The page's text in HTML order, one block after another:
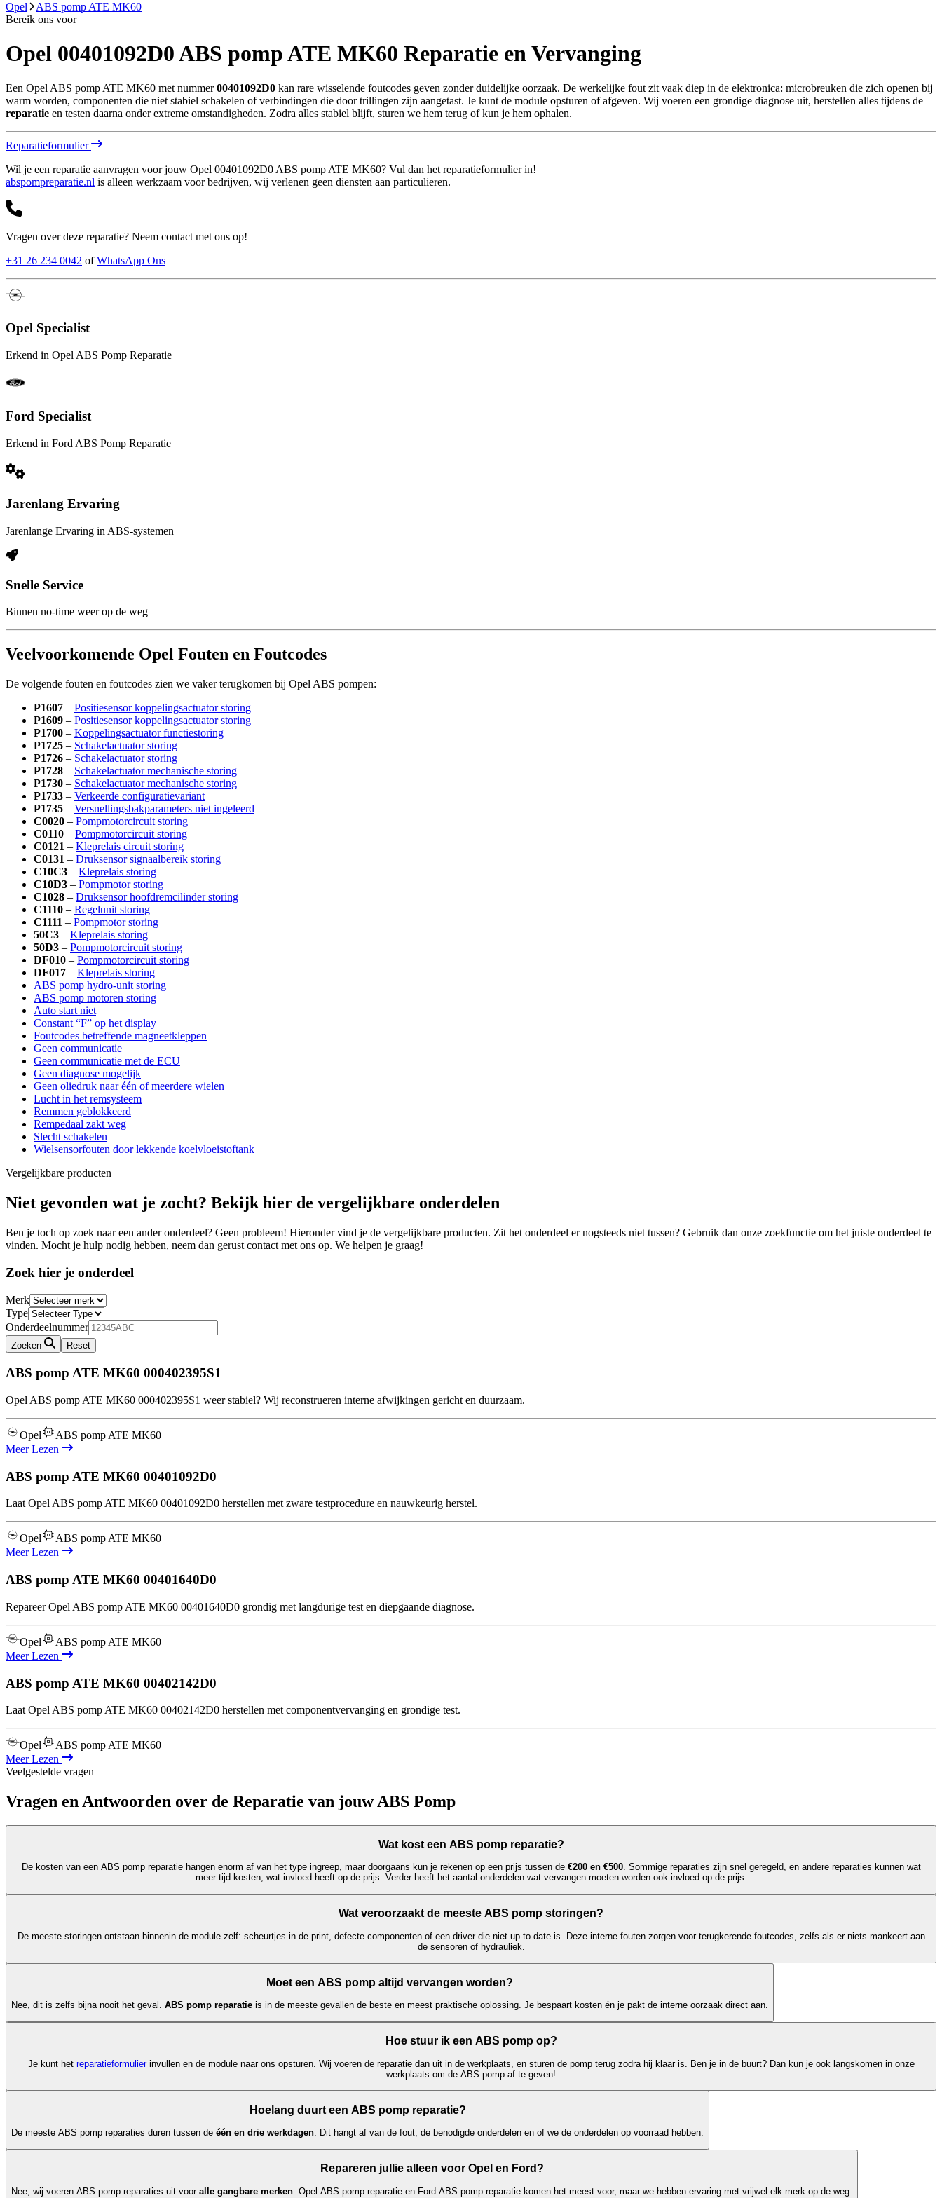
Opel
ABS pomp ATE MK60
Bereik ons voor
Opel 00401092D0ABS pomp ATE MK60 Reparatie en Vervanging
Een Opel ABS pomp ATE MK60 met nummer00401092D0 kan rare wisselende foutcodes geven zonder duidelijke oorzaak. De werkelijke fout zit vaak diep in de elektronica: microbreuken die zich openen bij
warm worden, componenten die niet stabiel schakelen of verbindingen die door trillingen zijn aangetast. Je kunt de module opsturen of afgeven. Wij voeren een grondige diagnose uit, herstellen alles tijdens de
reparatie en testen daarna onder extreme omstandigheden. Zodra alles stabiel blijft, sturen we hem terug of kun je hem ophalen.
Reparatieformulier
Wil je een reparatie aanvragen voor jouw Opel 00401092D0 ABS pomp ATE MK60? Vul dan het reparatieformulier in!
abspompreparatie.nl is alleen werkzaam voor bedrijven, wij verlenen geen diensten aan particulieren.
Vragen over deze reparatie? Neem contact met ons op!
+31 26 234 0042 of WhatsApp Ons
Opel Specialist
Erkend in Opel ABS Pomp Reparatie
Ford Specialist
Erkend in Ford ABS Pomp Reparatie
Jarenlang Ervaring
Jarenlange Ervaring in ABS-systemen
Snelle Service
Binnen no-time weer op de weg
Veelvoorkomende Opel Fouten en Foutcodes
De volgende fouten en foutcodes zien we vaker terugkomen bij Opel ABS pompen:
P1607 – Positiesensor koppelingsactuator storing
P1609 – Positiesensor koppelingsactuator storing
P1700 – Koppelingsactuator functiestoring
P1725 – Schakelactuator storing
P1726 – Schakelactuator storing
P1728 – Schakelactuator mechanische storing
P1730 – Schakelactuator mechanische storing
P1733 – Verkeerde configuratievariant
P1735 – Versnellingsbakparameters niet ingeleerd
C0020 – Pompmotorcircuit storing
C0110 – Pompmotorcircuit storing
C0121 – Kleprelais circuit storing
C0131 – Druksensor signaalbereik storing
C10C3 – Kleprelais storing
C10D3 – Pompmotor storing
C1028 – Druksensor hoofdremcilinder storing
C1110 – Regelunit storing
C1111 – Pompmotor storing
50C3 – Kleprelais storing
50D3 – Pompmotorcircuit storing
DF010 – Pompmotorcircuit storing
DF017 – Kleprelais storing
ABS pomp hydro-unit storing
ABS pomp motoren storing
Auto start niet
Constant “F” op het display
Foutcodes betreffende magneetkleppen
Geen communicatie
Geen communicatie met de ECU
Geen diagnose mogelijk
Geen oliedruk naar één of meerdere wielen
Lucht in het remsysteem
Remmen geblokkeerd
Rempedaal zakt weg
Slecht schakelen
Wielsensorfouten door lekkende koelvloeistoftank
Vergelijkbare producten
Niet gevonden wat je zocht? Bekijk hier de vergelijkbare onderdelen
Ben je toch op zoek naar een ander onderdeel? Geen probleem! Hieronder vind je de vergelijkbare producten. Zit het onderdeel er nogsteeds niet tussen? Gebruik dan onze zoekfunctie om het juiste onderdeel te
vinden. Mocht je hulp nodig hebben, neem dan gerust contact met ons op. We helpen je graag!
Zoek hier je onderdeel
Merk
Type
Onderdeelnummer
Zoeken Reset
ABS pomp ATE MK60 000402395S1
Opel ABS pomp ATE MK60 000402395S1 weer stabiel? Wij reconstrueren interne afwijkingen gericht en duurzaam.
Opel
ABS pomp ATE MK60
Meer Lezen
ABS pomp ATE MK60 00401092D0
Laat Opel ABS pomp ATE MK60 00401092D0 herstellen met zware testprocedure en nauwkeurig herstel.
Opel
ABS pomp ATE MK60
Meer Lezen
ABS pomp ATE MK60 00401640D0
Repareer Opel ABS pomp ATE MK60 00401640D0 grondig met langdurige test en diepgaande diagnose.
Opel
ABS pomp ATE MK60
Meer Lezen
ABS pomp ATE MK60 00402142D0
Laat Opel ABS pomp ATE MK60 00402142D0 herstellen met componentvervanging en grondige test.
Opel
ABS pomp ATE MK60
Meer Lezen
Veelgestelde vragen
Vragen en Antwoorden over de Reparatie van jouw ABS Pomp
Wat kost een ABS pomp reparatie?
De kosten van een ABS pomp reparatie hangen enorm af van het type ingreep, maar doorgaans kun je rekenen op een prijs tussen de €200 en €500. Sommige reparaties zijn snel geregeld, en andere reparaties kunnen wat
meer tijd kosten, wat invloed heeft op de prijs. Verder heeft het aantal onderdelen wat vervangen moeten worden ook invloed op de prijs.
Wat veroorzaakt de meeste ABS pomp storingen?
De meeste storingen ontstaan binnenin de module zelf: scheurtjes in de print, defecte componenten of een driver die niet up-to-date is. Deze interne fouten zorgen voor terugkerende foutcodes, zelfs als er niets mankeert aan
de sensoren of hydrauliek.
Moet een ABS pomp altijd vervangen worden?
Nee, dit is zelfs bijna nooit het geval. ABS pomp reparatie is in de meeste gevallen de beste en meest praktische oplossing. Je bespaart kosten én je pakt de interne oorzaak direct aan.
Hoe stuur ik een ABS pomp op?
Je kunt het reparatieformulier invullen en de module naar ons opsturen. Wij voeren de reparatie dan uit in de werkplaats, en sturen de pomp terug zodra hij klaar is. Ben je in de buurt? Dan kun je ook langskomen in onze
werkplaats om de ABS pomp af te geven!
Hoelang duurt een ABS pomp reparatie?
De meeste ABS pomp reparaties duren tussen de één en drie werkdagen. Dit hangt af van de fout, de benodigde onderdelen en of we de onderdelen op voorraad hebben.
Repareren jullie alleen voor Opel en Ford?
Nee, wij voeren ABS pomp reparaties uit voor alle gangbare merken . Opel ABS pomp reparatie en Ford ABS pomp reparatie komen het meest voor, maar we hebben ervaring met vrijwel elk merk op de weg.